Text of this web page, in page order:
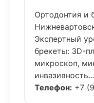
Ортодонтия и
Экспертный
брекеты: 3D-
микроскоп,
Телефон: +7